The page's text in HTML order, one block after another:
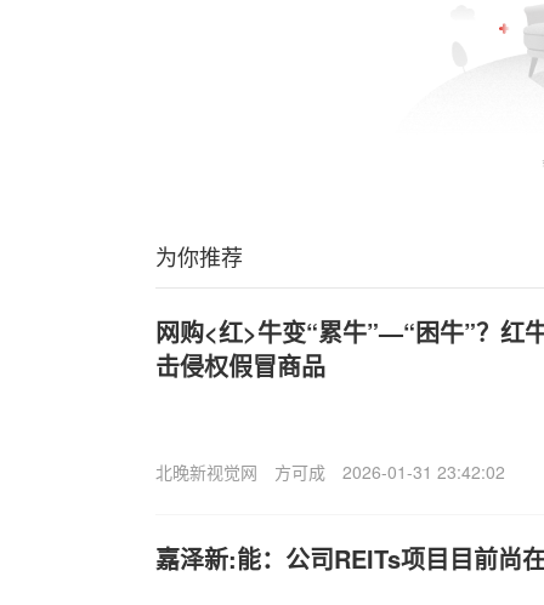
为你推荐
网购<红>牛变“累牛”—“困牛”？红
击侵权假冒商品
北晚新视觉网 方可成 2026-01-31 23:42:02
嘉泽新:能：公司REITs项目目前尚